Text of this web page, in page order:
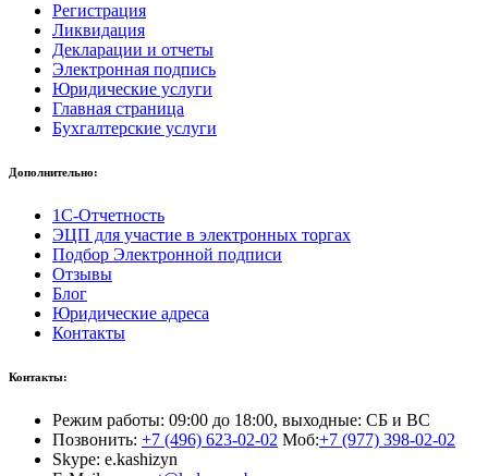
Регистрация
Ликвидация
Декларации и отчеты
Электронная подпись
Юридические услуги
Главная страница
Бухгалтерские услуги
Дополнительно:
1С-Отчетность
ЭЦП для участие в электронных торгах
Подбор Электронной подписи
Отзывы
Блог
Юридические адреса
Контакты
Контакты:
Режим работы: 09:00 до 18:00, выходные: СБ и ВС
Позвонить: +7 (496) 623-02-02 Моб:+7 (977) 398-02-02
Skype: e.kashizyn